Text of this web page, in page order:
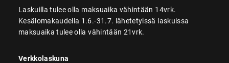
Laskuilla tulee olla maksuaika vähintään 14vrk.
Kesälomakaudella 1.6.-31.7. lähetetyissä laskuissa
maksuaika tulee olla vähintään 21vrk.
Verkkolaskuna